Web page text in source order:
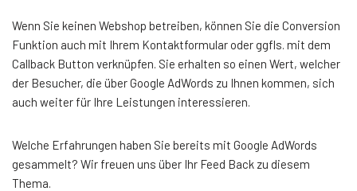
Wenn Sie keinen Webshop betreiben, können Sie die Conversion
Funktion auch mit Ihrem Kontaktformular oder ggfls. mit dem
Callback Button verknüpfen. Sie erhalten so einen Wert, welcher
der Besucher, die über Google AdWords zu Ihnen kommen, sich
auch weiter für Ihre Leistungen interessieren.
Welche Erfahrungen haben Sie bereits mit Google AdWords
gesammelt? Wir freuen uns über Ihr Feed Back zu diesem
Thema.